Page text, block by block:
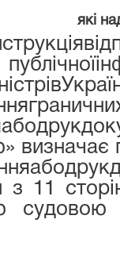
які
з 11
судовою